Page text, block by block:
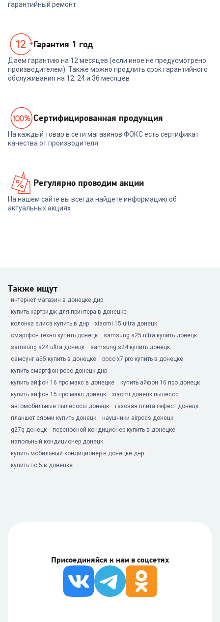
гарантийный ремонт
Гарантия 1 год
Даем гарантию на 12 месяцев (если иное не предусмотрено
производителем). Также можно продлить срок гарантийного
обслуживания на 12, 24 и 36 месяцев
Cертифицированная продукция
На каждый товар в сети магазинов ФОКС есть сертификат
качества от производителя
Регулярно проводим акции
На нашем сайте вы всегда найдете информацию об
актуальных акциях
Также ищут
интернет магазин в донецке днр
купить картридж для принтера в донецке
колонка алиса купить в днр
xiaomi 15 ultra донецк
смартфон техно купить донецк
samsung s25 ultra купить донецк
samsung s24 ultra донецк
samsung s24 купить донецк
самсунг а55 купить в донецке
poco x7 pro купить в донецке
купить смартфон poco донецк днр
купить айфон 16 про макс в донецке
купить айфон 16 про донецк
купить айфон 15 про макс донецк
xiaomi донецк пылесос
автомобильные пылесосы донецк
газовая плита гефест донецк
планшет сяоми купить донецк
наушники airpods донецк
g27q донецк
переносной кондиционер купить в донецке
напольный кондиционер донецк
купить мобильный кондиционер в донецке днр
купить пс 5 в донецке
Присоединяйся к нам в соцсетях